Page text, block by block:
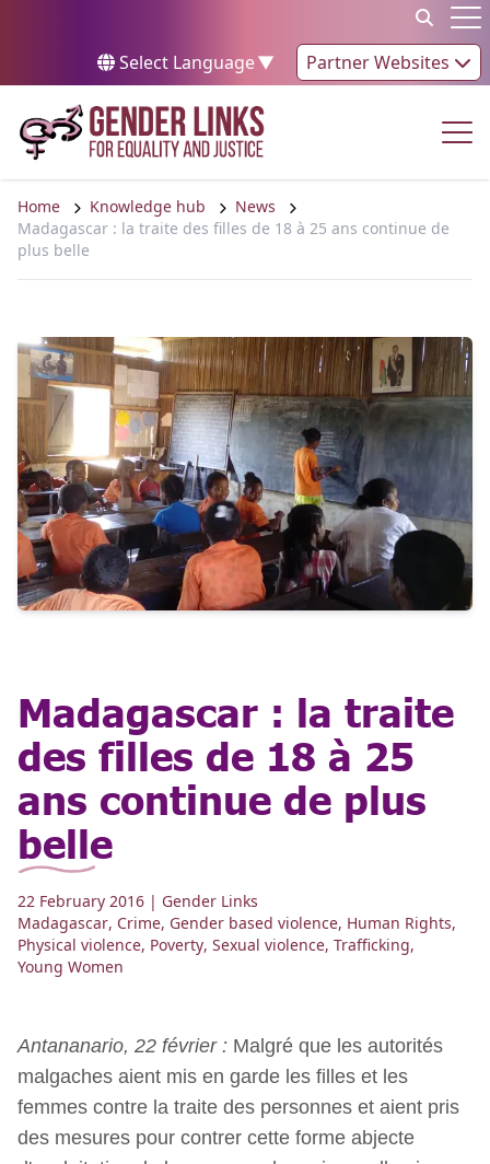
Select Language▼ Partner Websites
Home Knowledge hub
News
Madagascar : la traite des filles de 18 à 25 ans continue de
plus belle
Madagascar : la traite
des filles de 18 à 25
ans continue de plus
belle
22 February 2016 | Gender Links
Madagascar, Crime, Gender based violence, Human Rights,
Physical violence, Poverty, Sexual violence, Trafficking,
Young Women
Antananario, 22 février : Malgré que les autorités
malgaches aient mis en garde les filles et les
femmes contre la traite des personnes et aient pris
des mesures pour contrer cette forme abjecte